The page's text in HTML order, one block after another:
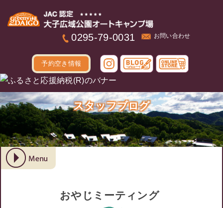
0295-79-0031 お問い合わせ
予約空き情報
スタッフブログ
おやじミーティング